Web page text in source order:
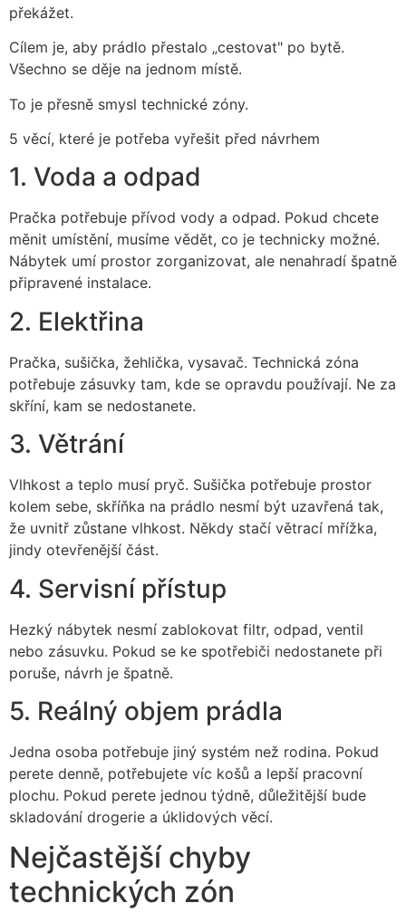
překážet.
Cílem je, aby prádlo přestalo „cestovat" po bytě.
Všechno se děje na jednom místě.
To je přesně smysl technické zóny.
5 věcí, které je potřeba vyřešit před návrhem
1. Voda a odpad
Pračka potřebuje přívod vody a odpad. Pokud chcete
měnit umístění, musíme vědět, co je technicky možné.
Nábytek umí prostor zorganizovat, ale nenahradí špatně
připravené instalace.
2. Elektřina
Pračka, sušička, žehlička, vysavač. Technická zóna
potřebuje zásuvky tam, kde se opravdu používají. Ne za
skříní, kam se nedostanete.
3. Větrání
Vlhkost a teplo musí pryč. Sušička potřebuje prostor
kolem sebe, skříňka na prádlo nesmí být uzavřená tak,
že uvnitř zůstane vlhkost. Někdy stačí větrací mřížka,
jindy otevřenější část.
4. Servisní přístup
Hezký nábytek nesmí zablokovat filtr, odpad, ventil
nebo zásuvku. Pokud se ke spotřebiči nedostanete při
poruše, návrh je špatně.
5. Reálný objem prádla
Jedna osoba potřebuje jiný systém než rodina. Pokud
perete denně, potřebujete víc košů a lepší pracovní
plochu. Pokud perete jednou týdně, důležitější bude
skladování drogerie a úklidových věcí.
Nejčastější chyby
technických zón